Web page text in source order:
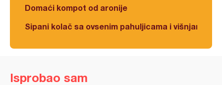
Domaći kompot od aronije
Sipani kolač sa ovsenim pahuljicama i višnjama
Isprobao sam